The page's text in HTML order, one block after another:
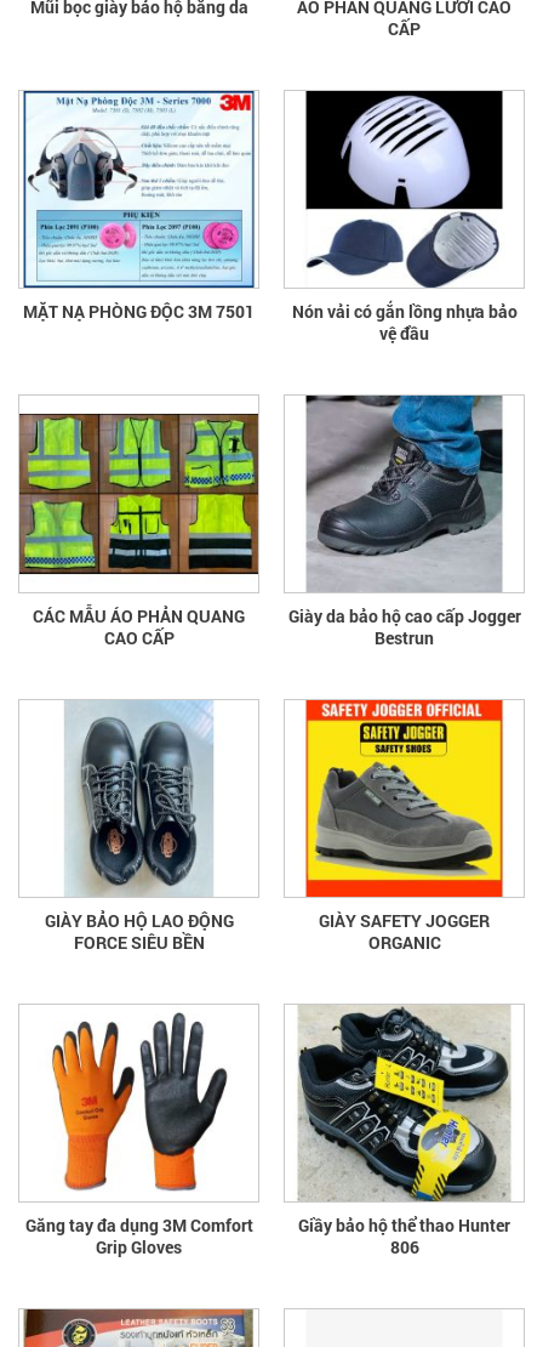
Mũi bọc giày bảo hộ bằng da
ÁO PHẢN QUANG LƯỚI CAO
CẤP
MẶT NẠ PHÒNG ĐỘC 3M 7501
Nón vải có gắn lồng nhựa bảo
vệ đầu
CÁC MẪU ÁO PHẢN QUANG
CAO CẤP
Giày da bảo hộ cao cấp Jogger
Bestrun
GIÀY BẢO HỘ LAO ĐỘNG
FORCE SIÊU BỀN
GIÀY SAFETY JOGGER
ORGANIC
Găng tay đa dụng 3M Comfort
Grip Gloves
Giầy bảo hộ thể thao Hunter
806